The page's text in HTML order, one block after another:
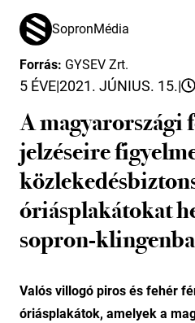
SopronMédia
Forrás: GYSEV Zrt.
5 ÉVE|2021. JÚNIUS. 15.|
A magyarországi
jelzéseire
óriásplakátokat
sopron-
Valós villogó piros és fehér
óriásplakátok, amelyek a